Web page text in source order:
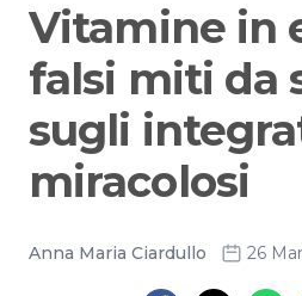
Vitamine in
falsi miti da
sugli
miracolosi
Anna Maria Ciardullo 26